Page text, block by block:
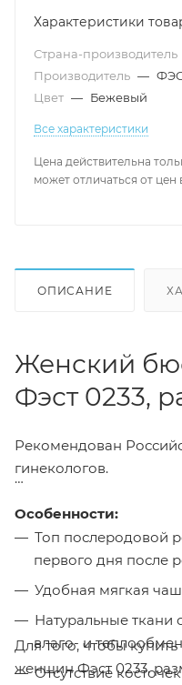
Характеристики
Страна-производитель
Производитель —
Цвет — Бежевый
Все характеристики
Цена действительна
может отличаться от цен
ОПИСАНИЕ
Женский
Фэст 0233,
Рекомендован
гинекологов.
Особенности:
Топ послеродовой
первого дня после
Удобная мягкая
Натуральные
влаго- и теплообмен
Отсутствие
Для того, чтобы
женщин Фэст 0233,